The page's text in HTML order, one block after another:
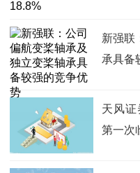
新强联
承具备
天风证
第一次